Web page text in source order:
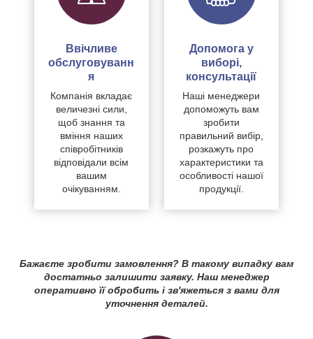
Ввічливе
обслуговуванн
я
Компанія вкладає
величезні сили,
щоб знання та
вміння наших
співробітників
відповідали всім
вашим
очікуванням.
Допомога у
виборі,
консультації
Наші менеджери
допоможуть вам
зробити
правильний вибір,
розкажуть про
характеристики та
особливості нашої
продукції.
Бажаєте зробити замовлення? В такому випадку вам
достатньо залишити заявку. Наш менеджер
оперативно її обробить і зв'яжеться з вами для
уточнення деталей.